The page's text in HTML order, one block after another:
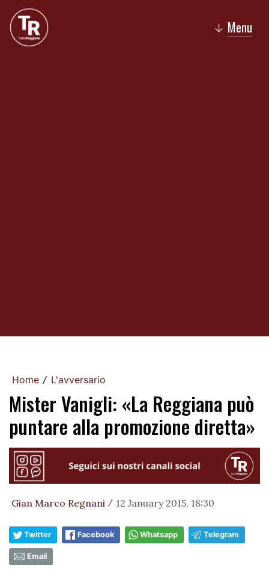
↓ Menu
Home / L'avversario
Mister Vanigli: «La Reggiana può
puntare alla promozione diretta»
Gian Marco Regnani / 12 January 2015, 18:30
Twitter Facebook Whatsapp Telegram
Email